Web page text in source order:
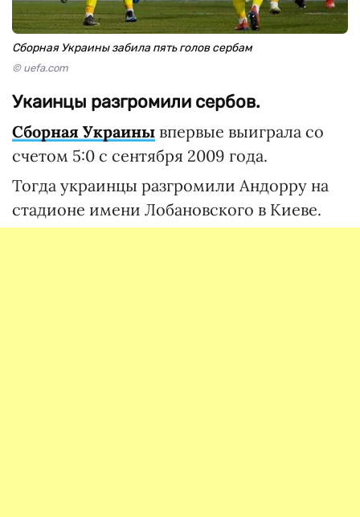
Сборная Украины забила пять голов сербам
© uefa.com
Укаинцы разгромили сербов.
Сборная Украины впервые выиграла со
счетом 5:0 с сентября 2009 года.
Тогда украинцы разгромили Андорру на
стадионе имени Лобановского в Киеве.